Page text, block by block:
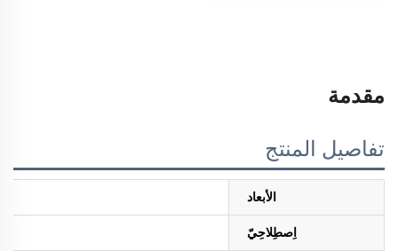
مقدمة
تفاصيل المنتج
الأبعاد
اِصطِلاحِيّ